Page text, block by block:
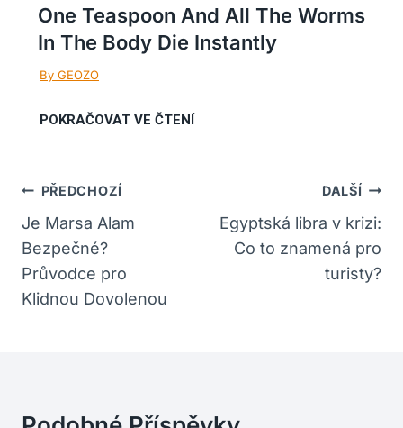
One Teaspoon And All The Worms
In The Body Die Instantly
Navigace
Pro
Příspěvek
PŘEDCHOZÍ
Je Marsa Alam
Bezpečné?
Průvodce pro
Klidnou Dovolenou
DALŠÍ
Egyptská libra v krizi:
Co to znamená pro
turisty?